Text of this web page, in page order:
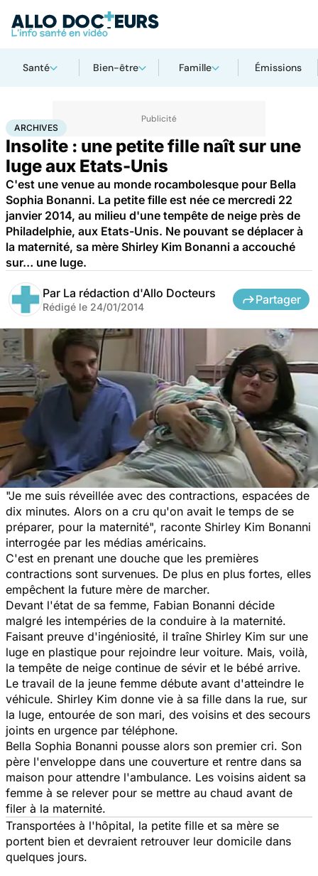
Santé Bien-être Famille Émissions
AccueilFamille Archives
ARCHIVES
Insolite : une petite fille naît sur une
luge aux Etats-Unis
C'est une venue au monde rocambolesque pour Bella
Sophia Bonanni. La petite fille est née ce mercredi 22
janvier 2014, au milieu d'une tempête de neige près de
Philadelphie, aux Etats-Unis. Ne pouvant se déplacer à
la maternité, sa mère Shirley Kim Bonanni a accouché
sur… une luge.
Par La rédaction d'Allo Docteurs
Rédigé le 24/01/2014
Partager
"Je me suis réveillée avec des contractions, espacées de
dix minutes. Alors on a cru qu'on avait le temps de se
préparer, pour la maternité", raconte Shirley Kim Bonanni
interrogée par les médias américains.
C'est en prenant une douche que les premières
contractions sont survenues. De plus en plus fortes, elles
empêchent la future mère de marcher.
Devant l'état de sa femme, Fabian Bonanni décide
malgré les intempéries de la conduire à la maternité.
Faisant preuve d'ingéniosité, il traîne Shirley Kim sur une
luge en plastique pour rejoindre leur voiture. Mais, voilà,
la tempête de neige continue de sévir et le bébé arrive.
Le travail de la jeune femme débute avant d'atteindre le
véhicule. Shirley Kim donne vie à sa fille dans la rue, sur
la luge, entourée de son mari, des voisins et des secours
joints en urgence par téléphone.
Bella Sophia Bonanni pousse alors son premier cri. Son
père l'enveloppe dans une couverture et rentre dans sa
maison pour attendre l'ambulance. Les voisins aident sa
femme à se relever pour se mettre au chaud avant de
filer à la maternité.
Transportées à l'hôpital, la petite fille et sa mère se
portent bien et devraient retrouver leur domicile dans
quelques jours.